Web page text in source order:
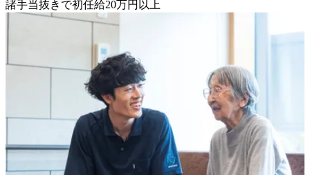
諸手当抜きで初任給20万円以上